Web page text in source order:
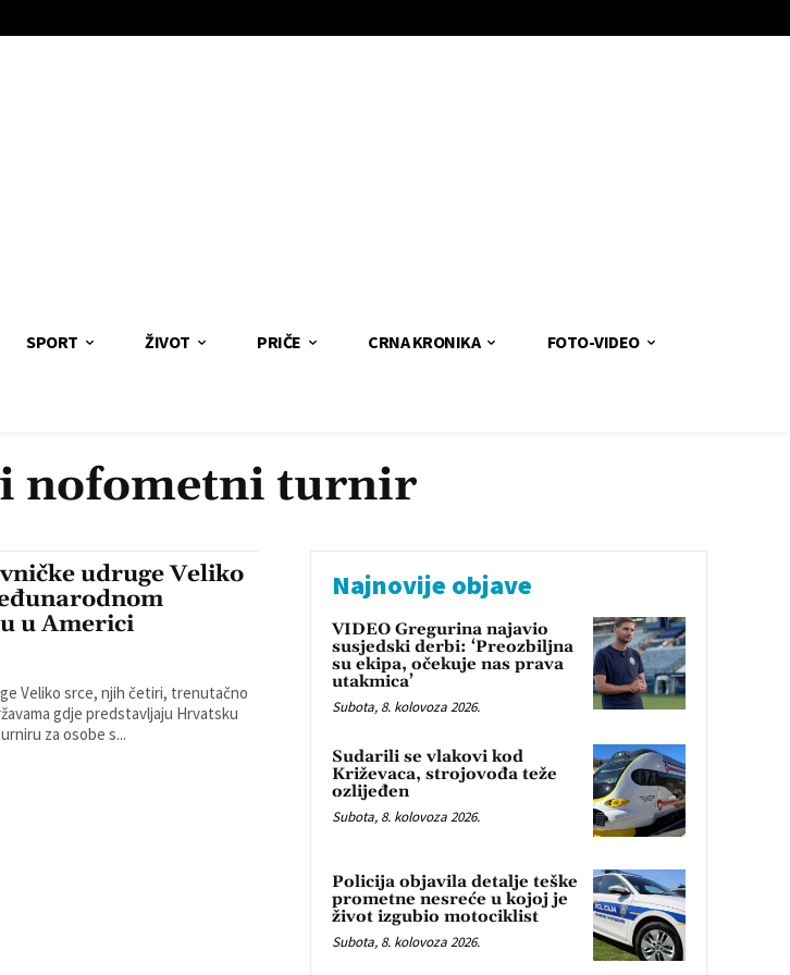
SPORT ŽIVOT PRIČE CRNA KRONIKA FOTO-VIDEO
nofometni turnir
udruge Veliko
u Americi
Veliko srce, njih četiri, trenutačno
gdje predstavljaju Hrvatsku
za osobe s...
Najnovije objave
VIDEO Gregurina najavio
susjedski derbi: ‘Preozbiljna
su ekipa, očekuje nas prava
utakmica’
Subota, 8. kolovoza 2026.
Sudarili se vlakovi kod
Križevaca, strojovođa teže
ozlijeđen
Subota, 8. kolovoza 2026.
Policija objavila detalje teške
prometne nesreće u kojoj je
život izgubio motociklist
Subota, 8. kolovoza 2026.